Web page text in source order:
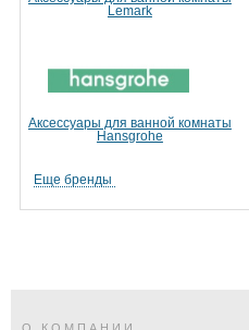
Lemark
Аксессуары для ванной комнаты
Hansgrohe
Еще бренды
О КОМПАНИИ